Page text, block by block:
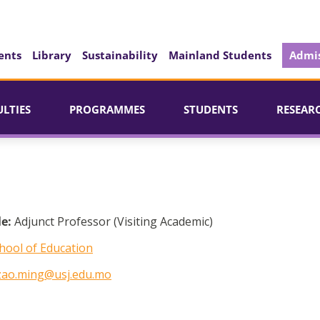
Library Sustainability Mainland Students
PROGRAMMES STUDENTS
Adjunct Professor (Visiting Academic)
of Education